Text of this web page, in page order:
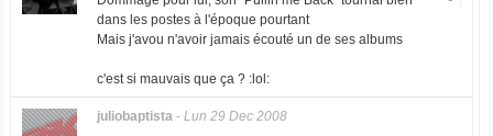
dans les postes à l'époque pourtant
Mais j'avou n'avoir jamais écouté un de ses albums
c'est si mauvais que ça ? :lol:
juliobaptista- Lun 29 Dec 2008